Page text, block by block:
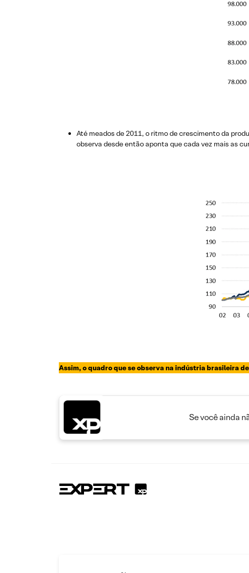
Até meados de 2011, o ritmo de crescimento da
observa desde então aponta que cada vez mais as
Assim, o quadro que se observa na indústria brasileira
Se você ainda